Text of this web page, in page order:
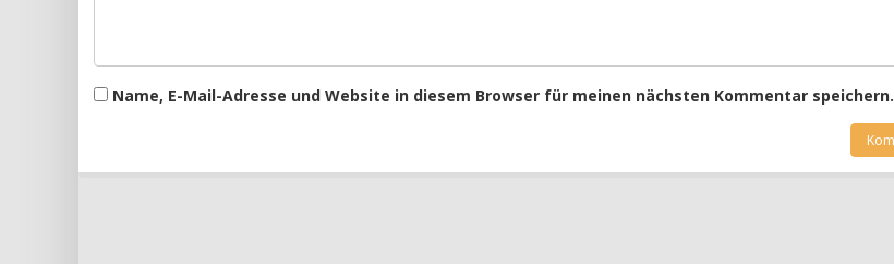
Name, E-Mail-Adresse und Website in diesem Browser für meinen nächsten Kommentar speichern.